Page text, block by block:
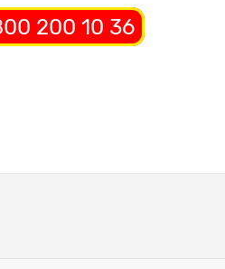
200 10 36